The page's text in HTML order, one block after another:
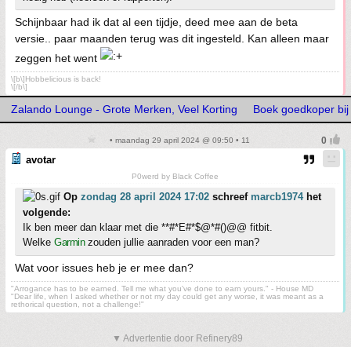
Schijnbaar had ik dat al een tijdje, deed mee aan de beta
versie.. paar maanden terug was dit ingesteld. Kan alleen maar
zeggen het went
\[b\]Hobbelicious is back!
\[/b\]
Zalando Lounge - Grote Merken, Veel Korting Boek goedkoper
• maandag 29 april 2024 @ 09:50 • 11
avotar
P0werd by Black Coffee
Op zondag 28 april 2024 17:02 schreef marcb1974het
volgende:
Ik ben meer dan klaar met die **#*E#*$@*#()@@ fitbit.
Welke Garminzouden jullie aanraden voor een man?
Wat voor issues heb je er mee dan?
"Arrogance has to be earned. Tell me what you've done to earn yours." - House MD
"Dear life, when I asked whether or not my day could get any worse, it was meant as a
rethorical question, not a challenge!"
▼ Advertentie door Refinery89